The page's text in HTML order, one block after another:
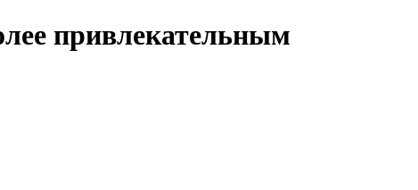
привлекательным